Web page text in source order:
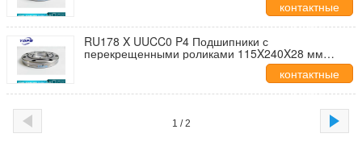
контактные
данные
RU178 X UUCC0 P4 Подшипники с
перекрещенными роликами 115X240X28 мм
контактные
данные
1 / 2